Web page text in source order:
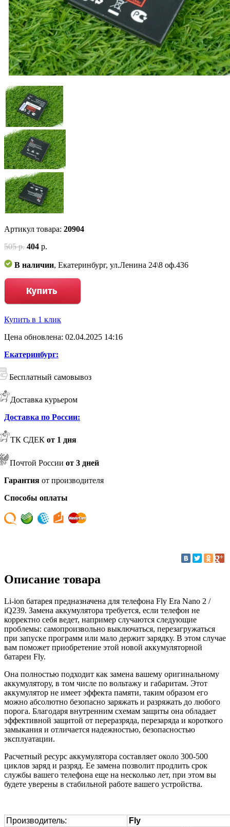
Артикул товара: 20904
505 р. 404 р.
В наличии, Екатеринбург, ул.Ленина 24\8 оф.436
Купить в 1 клик
Цена обновлена: 02.04.2025 14:16
Екатеринбург:
Бесплатный самовывоз
Доставка курьером
Доставка по России:
ТК СДЕК от 1 дня
Почтой России от 3 дней
Гарантия от производителя
Способы оплаты
Описание товара
Li-ion батарея предназначена для телефона Fly Era Nano 2 /
iQ239. Замена аккумулятора требуется, если телефон не
корректно себя ведет, например случаются следующие
проблемы: самопроизвольно выключаться, перезагружаться
при запуске программ или мало держит зарядку. В этом случае
вам поможет приобретение этой новой аккумуляторной
батареи Fly.
Она полностью подходит как замена вашему оригинальному
аккумулятору, в том числе по вольтажу и габаритам. Этот
аккумулятор не имеет эффекта памяти, таким образом его
можно абсолютно безопасно заряжать и разряжать до любого
порога. Благодаря внутренним схемам защиты она обладает
эффективной защитой от переразряда, перезаряда и короткого
замыкания и отличается надежностью, безопасностью
эксплуатации.
Расчетный ресурс аккумулятора составляет около 300-500
циклов заряд и разряд. Ее замена позволит продлить срок
службы вашего телефона еще на несколько лет, при этом вы
будете уверены в стабильной работе вашего устройства.
Производитель:
Fly